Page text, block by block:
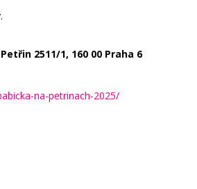
2511/1, 160 00 Praha 6
na-petrinach-2025/